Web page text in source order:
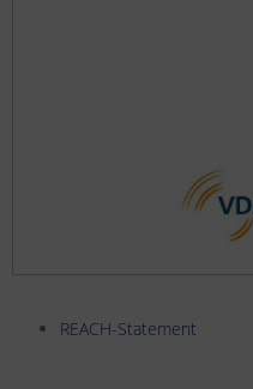
REACH-Statement